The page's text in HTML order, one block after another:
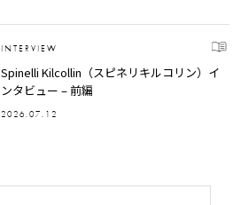
INTERVIEW
Spinelli Kilcollin（スピネリキルコリン）イ
ンタビュー – 前編
2026.07.12